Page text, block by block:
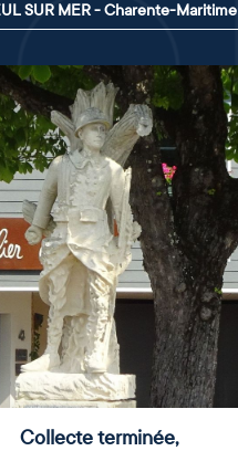
SUR MER - Charente-Maritime
Collecte terminée,